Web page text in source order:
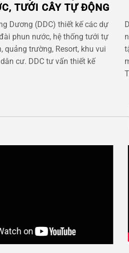
TƯỚI CÂY TỰ ĐỘNG
Dương (DDC) thiết kế các dự
phun nước, hệ thống tưới tự
quảng trường, Resort, khu vui
cư. DDC tư vấn thiết kế